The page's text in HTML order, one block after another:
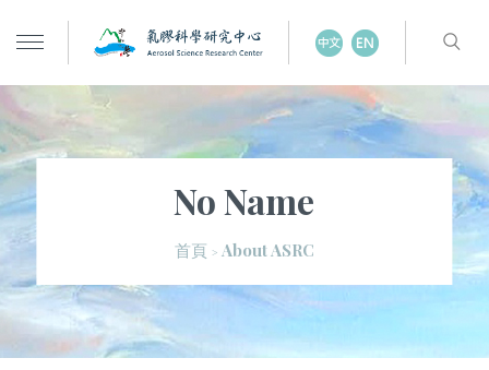
No Name
首頁 > About ASRC